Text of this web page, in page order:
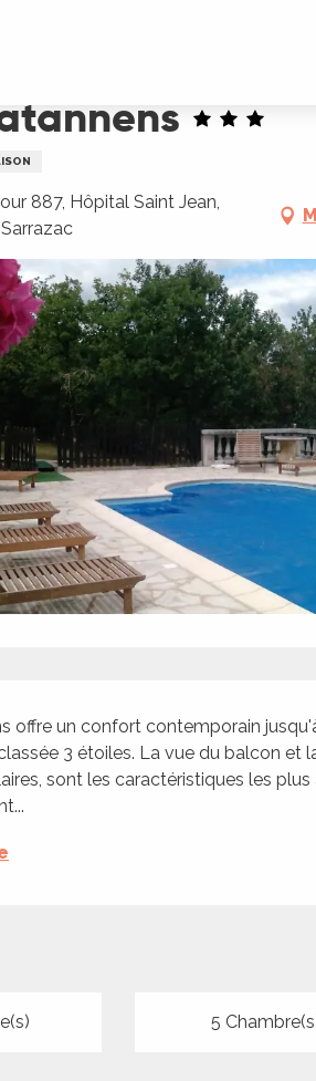
887, Hôpital Saint Jean,
offre un confort contemporain
3 étoiles. La vue du balcon et
sont les caractéristiques les
5